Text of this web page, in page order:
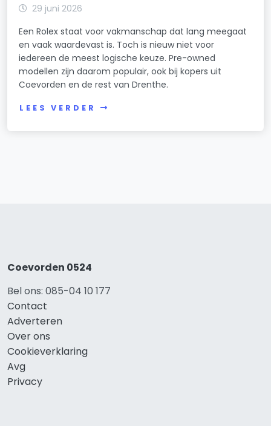
29 juni 2026
Een Rolex staat voor vakmanschap dat lang meegaat
en vaak waardevast is. Toch is nieuw niet voor
iedereen de meest logische keuze. Pre-owned
modellen zijn daarom populair, ook bij kopers uit
Coevorden en de rest van Drenthe.
LEES VERDER
Coevorden 0524
Bel ons: 085-04 10 177
Contact
Adverteren
Over ons
Cookieverklaring
Avg
Privacy